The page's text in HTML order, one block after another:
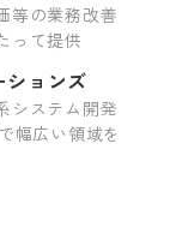
等の業務改善
って提供
ションズ
システム開発
幅広い領域を